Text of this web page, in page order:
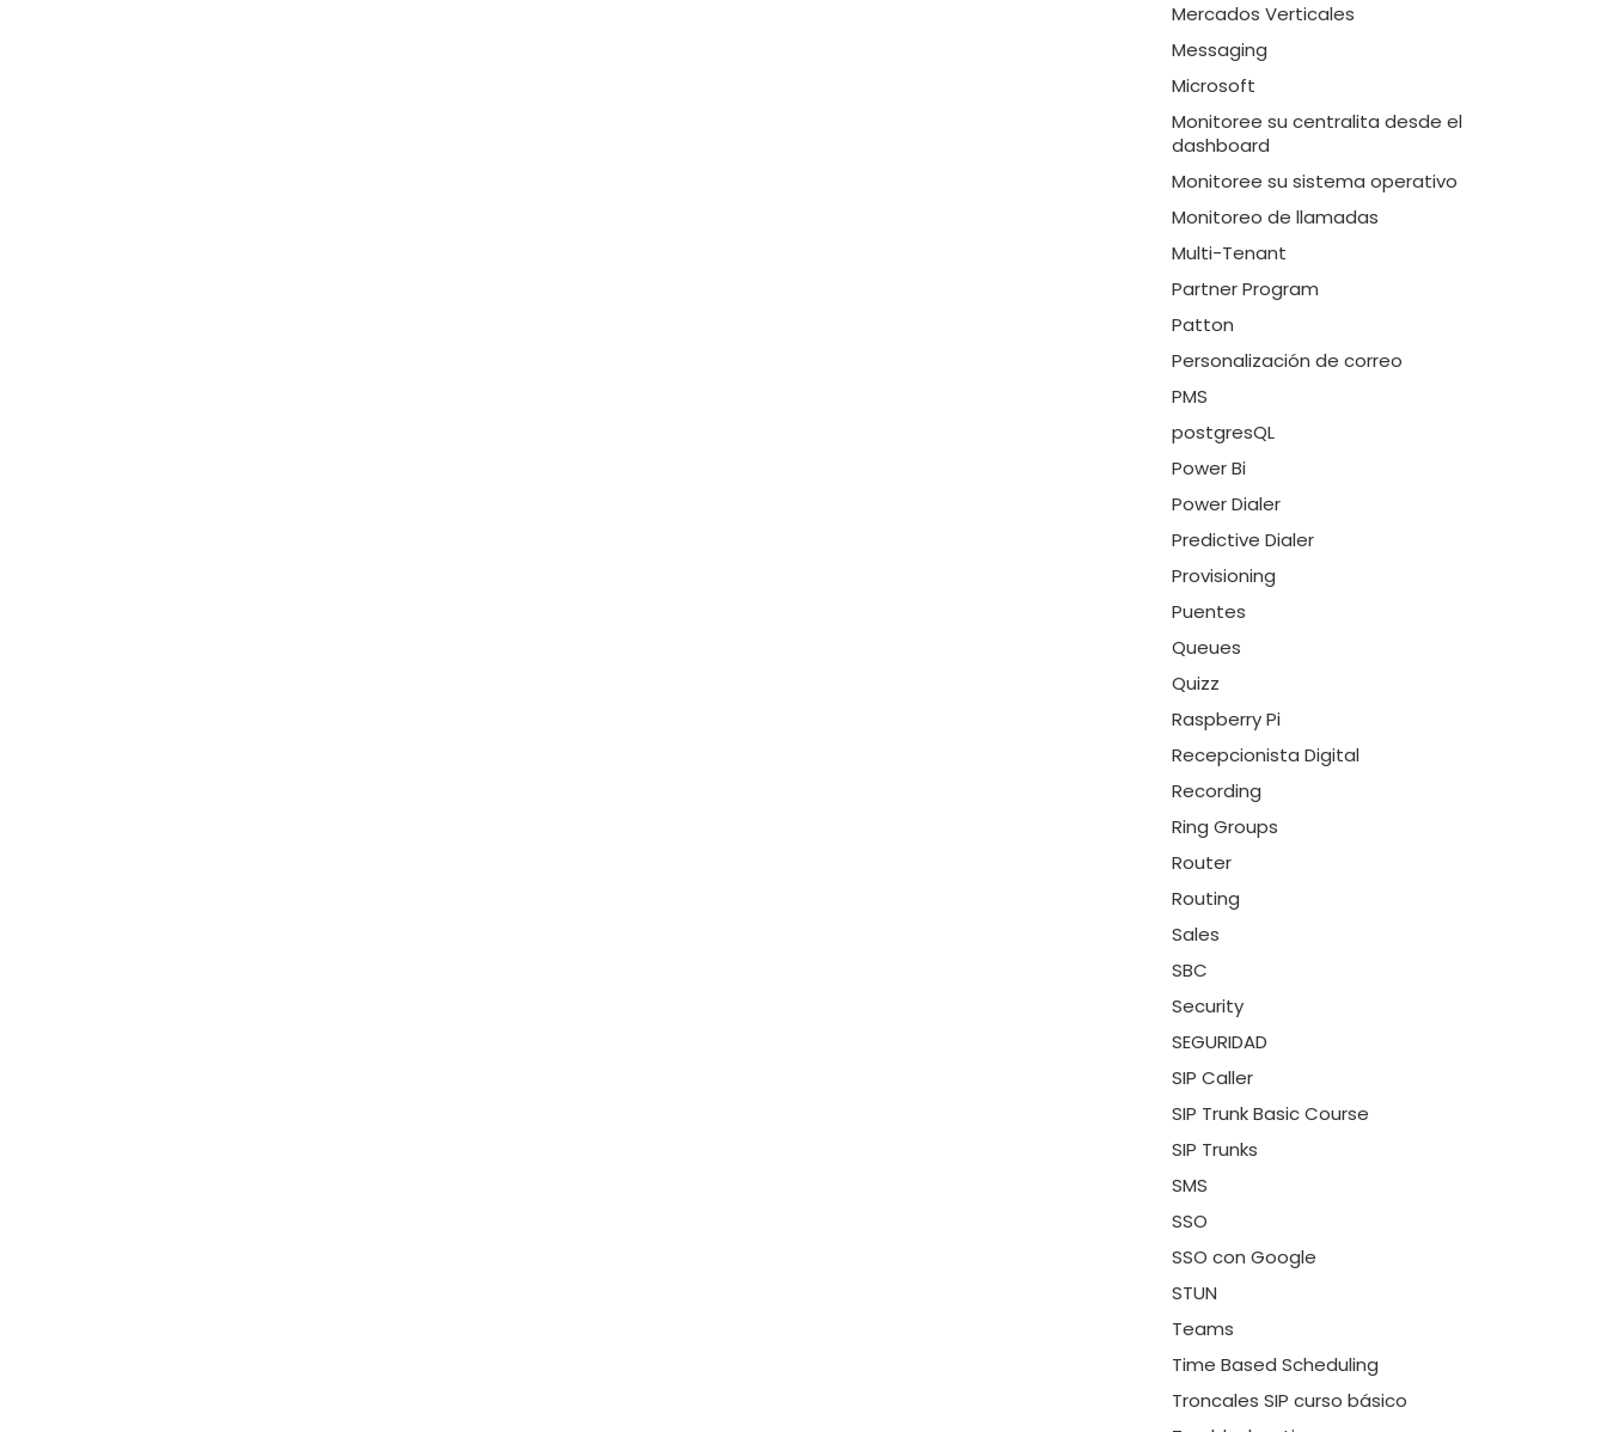
Mercados Verticales
Messaging
Microsoft
Monitoree su centralita desde el
dashboard
Monitoree su sistema operativo
Monitoreo de llamadas
Multi-Tenant
Partner Program
Patton
Personalización de correo
PMS
postgresQL
Power Bi
Power Dialer
Predictive Dialer
Provisioning
Puentes
Queues
Quizz
Raspberry Pi
Recepcionista Digital
Recording
Ring Groups
Router
Routing
Sales
SBC
Security
SEGURIDAD
SIP Caller
SIP Trunk Basic Course
SIP Trunks
SMS
SSO
SSO con Google
STUN
Teams
Time Based Scheduling
Troncales SIP curso básico